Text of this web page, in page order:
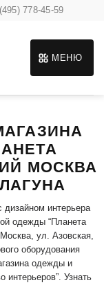
778-45-59
МЕНЮ
МОСКВА
дизайном интерьера
одежды “Планета
ул. Азовская,
оборудования
одежды и
интерьеров”. Узнать